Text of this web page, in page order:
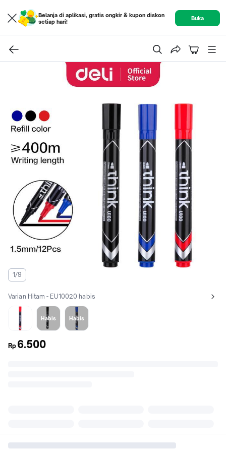
Belanja di aplikasi, gratis ongkir & kupon diskon
setiap hari!
Buka
1/9
Lihat semua variant:
Varian Hitam - EU10020 habis
Merah - EU10040
Habis
Hitam - EU10020
Habis
Biru - EU10030
Rp 6.500